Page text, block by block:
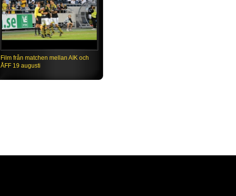
Film från matchen mellan AIK och
ÅFF 19 augusti